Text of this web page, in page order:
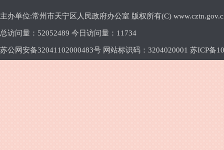
主办单位:常州市天宁区人民政府办公室 版权所有(C)
总访问量： 52052489 今日访问量： 11734
苏公网安备32041102000483号 网站标识码：3204020001 苏ICP备